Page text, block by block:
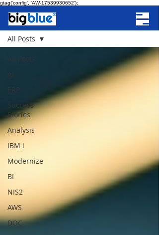
gtag('config', 'AW-17539930652');
NEWS
All Posts
AI
ERP
Success
Stories
Analysis
IBM i
Modernize
BI
NIS2
AWS
DOC
All Posts